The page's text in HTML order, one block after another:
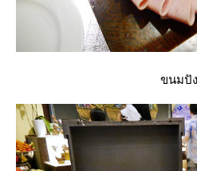
ขนมปัง